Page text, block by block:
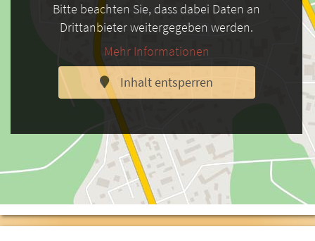
Bitte beachten Sie, dass dabei Daten an
Drittanbieter weitergegeben werden.
Mehr Informationen
Inhalt entsperren